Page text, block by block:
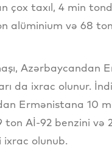
çox taxıl, 4 min
alüminium və 68
Azərbaycandan
da ixrac olunur.
Ermənistana 10
ton Aİ-92 benzini və
ixrac olunub.